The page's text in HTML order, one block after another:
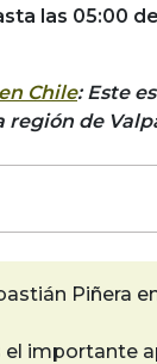
las 05:00
Chile: Este
de
Piñera
el importante